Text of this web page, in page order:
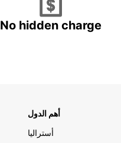
No hidden charge
أهم الدول
أستراليا